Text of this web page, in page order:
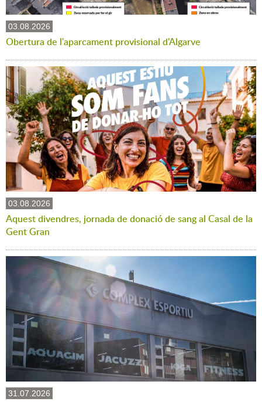
03.08.2026
Obertura de l'aparcament provisional d'Algarve
03.08.2026
Aquest divendres, jornada de donació de sang al Casal de la
Gent Gran
31.07.2026